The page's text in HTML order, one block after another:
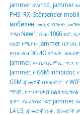
jammer κινητό, jammer
PHS, RX, Störsender mobil
мобилен, መኪና የርቀት,
ፕላስ New1 ሲቲ-1066 ዩሮ
በእጅ የሚያዙ Jammer, በፓሪስ,
የብሉቱዝ 3G 4G ሞፋት, ቴሌኮም
Jammer, ወ-ሲዲኤምኤ ዋጋ,
Jammer, የ GSM inhibidor,
GSM ጃመሮች በአውሮፓ, የ
ማገጃ የተንቀሳቃሽ ስልክ የሲግናል
ጃም የፈረንሳይ, ዩሮ jammer,
L4 L5, ጃመሮች ሱቅ ጃመሮች